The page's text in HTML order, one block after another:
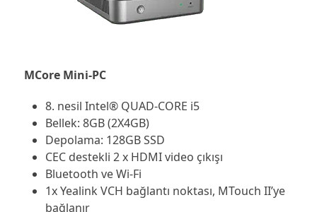
MCore Mini-PC
8. nesil Intel® QUAD-CORE i5
Bellek: 8GB (2X4GB)
Depolama: 128GB SSD
CEC destekli 2 x HDMI video çıkışı
Bluetooth ve Wi-Fi
1x Yealink VCH bağlantı noktası, MTouch II’ye
bağlanır